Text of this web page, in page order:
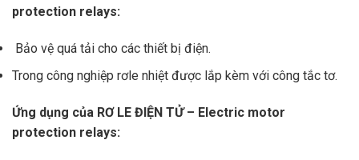
protection relays:
Bảo vệ quá tải cho các thiết bị điện.
Trong công nghiệp rơle nhiệt được lắp kèm với công tắc tơ.
Ứng dụng của RƠ LE ĐIỆN TỬ – Electric motor
protection relays: